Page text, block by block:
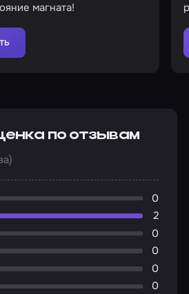
магната!
по отзывам
0
2
0
0
0
0